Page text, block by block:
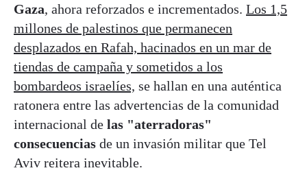
Gaza, ahora reforzados e incrementados. Los 1,5
millones de palestinos que permanecen
desplazados en Rafah, hacinados en un mar de
tiendas de campaña y sometidos a los
bombardeos israelíes, se hallan en una auténtica
ratonera entre las advertencias de la comunidad
internacional de las "aterradoras"
consecuencias de un invasión militar que Tel
Aviv reitera inevitable.